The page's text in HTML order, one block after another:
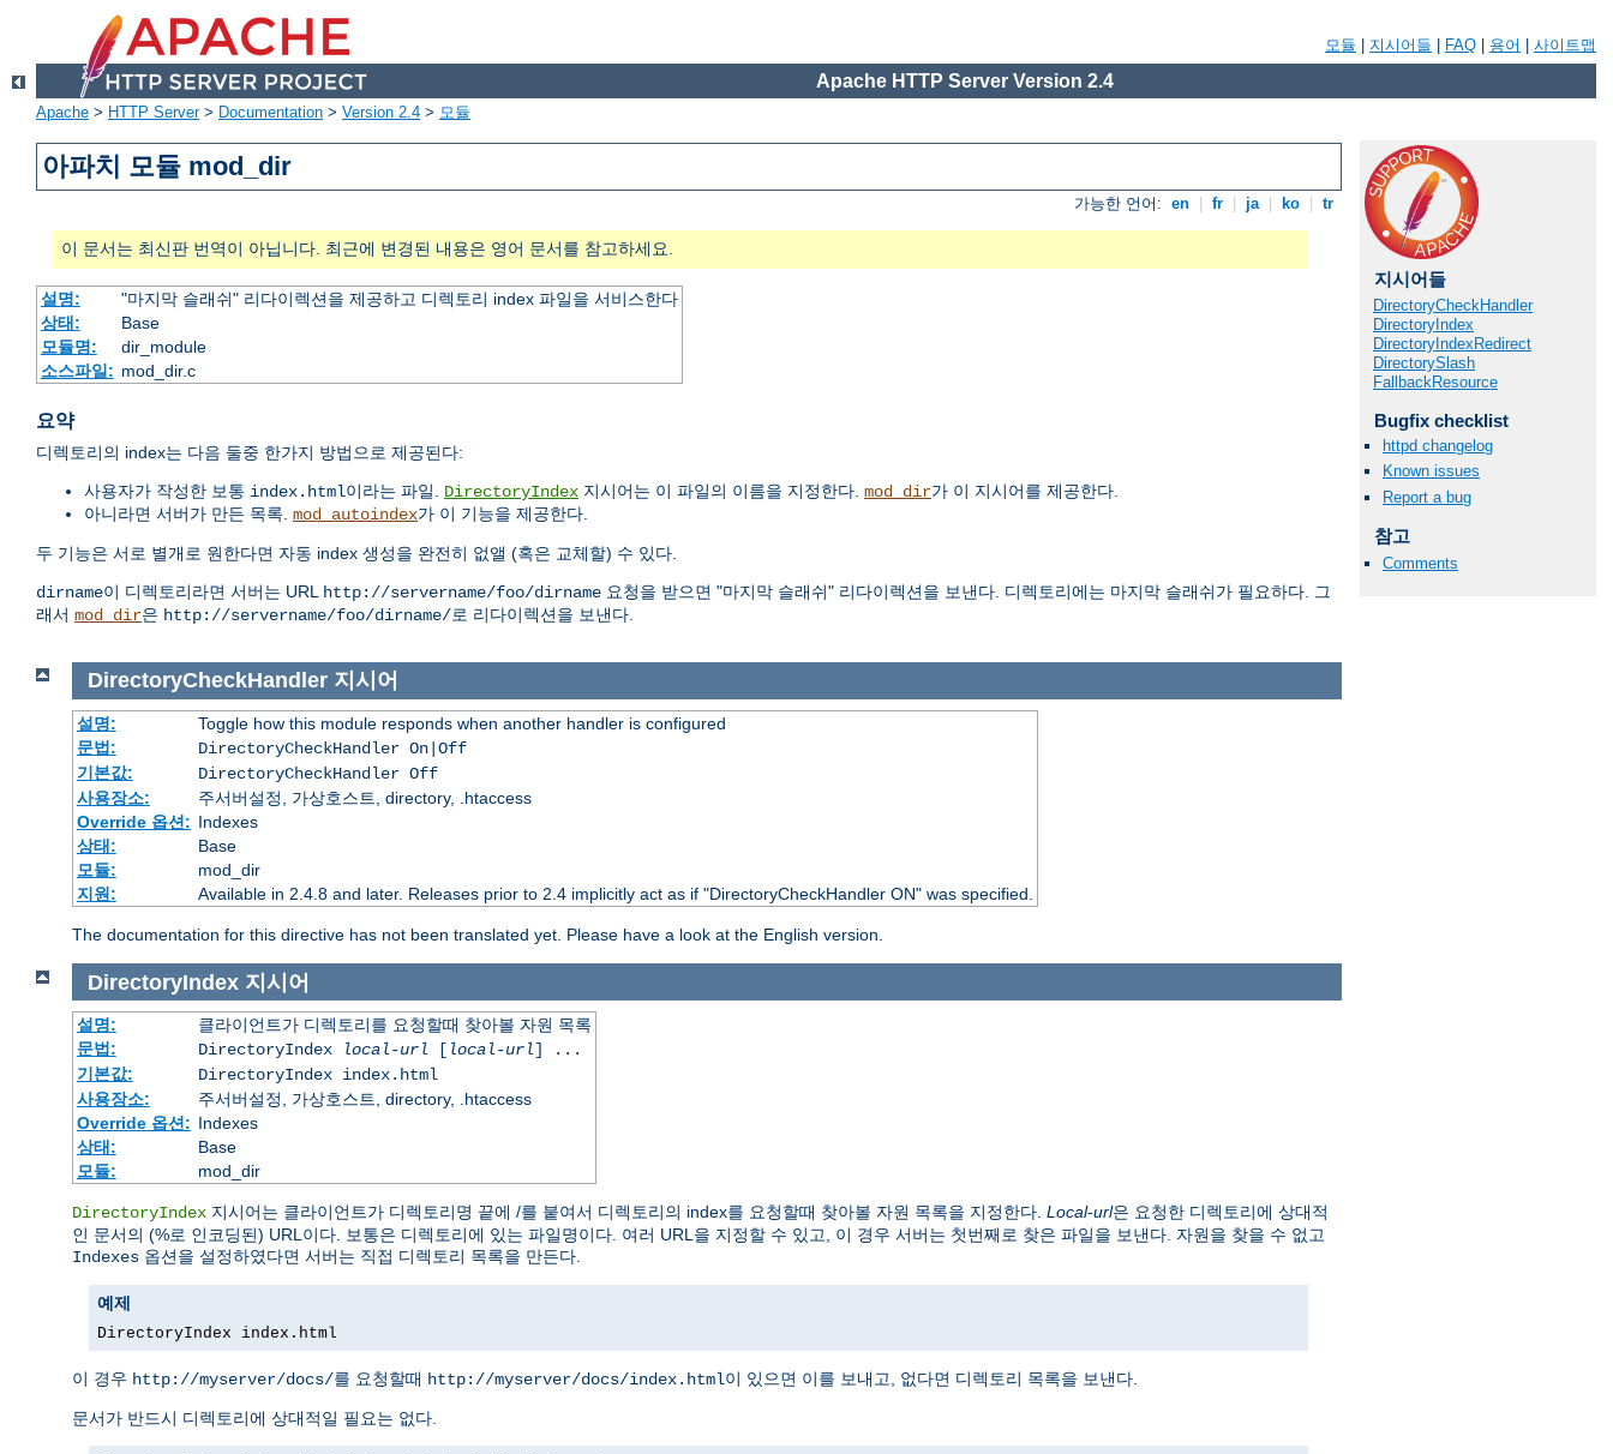
모듈 지시어들 FAQ 용어 사이트맵
Apache HTTP Server Version 2.4
Apache > HTTP Server> Documentation > Version 2.4 > 모듈
아파치 모듈 mod_dir
가능한 언어: en fr ja ko tr
이 문서는 최신판 번역이 아닙니다. 최근에 변경된 내용은 영어 문서를 참고하세요.
설명:
"마지막 슬래쉬" 리다이렉션을 제공하고 디렉토리 index 파일을 서비스한다
상태:
Base
모듈명:
dir_module
소스파일: mod_dir.c
요약
디렉토리의 index는 다음 둘중 한가지 방법으로 제공된다:
사용자가 작성한 보통 index.html이라는 파일. DirectoryIndex 지시어는 이 파일의 이름을 지정한다. mod_dir가 이 지시어를 제공한다.
아니라면 서버가 만든 목록. mod_autoindex가 이 기능을 제공한다.
두 기능은 서로 별개로 원한다면 자동 index 생성을 완전히 없앨 (혹은 교체할) 수 있다.
dirname이 디렉토리라면 서버는 URL http://servername/foo/dirname 요청을 받으면 "마지막 슬래쉬" 리다이렉션을 보낸다. 디렉토리에는 마지막 슬래쉬가 필요하다. 그
래서 mod_dir은 http://servername/foo/dirname/로 리다이렉션을 보낸다.
지시어들
DirectoryCheckHandler
DirectoryIndex
DirectoryIndexRedirect
DirectorySlash
FallbackResource
Bugfix checklist
httpd changelog
Known issues
Report a bug
참고
Comments
DirectoryCheckHandler 지시어
설명:
Toggle how this module responds when another handler is configured
문법:
DirectoryCheckHandler On|Off
기본값:
DirectoryCheckHandler Off
사용장소:
주서버설정, 가상호스트, directory, .htaccess
Override 옵션: Indexes
상태:
Base
모듈:
mod_dir
지원:
Available in 2.4.8 and later. Releases prior to 2.4 implicitly act as if "DirectoryCheckHandler ON" was specified.
The documentation for this directive has not been translated yet. Please have a look at the English version.
DirectoryIndex 지시어
설명:
클라이언트가 디렉토리를 요청할때 찾아볼 자원 목록
문법:
DirectoryIndex local-url [ local-url] ...
기본값:
DirectoryIndex index.html
사용장소:
주서버설정, 가상호스트, directory, .htaccess
Override 옵션: Indexes
상태:
Base
모듈:
mod_dir
DirectoryIndex 지시어는 클라이언트가 디렉토리명 끝에 /를 붙여서 디렉토리의 index를 요청할때 찾아볼 자원 목록을 지정한다. Local-url은 요청한 디렉토리에 상대적
인 문서의 (%로 인코딩된) URL이다. 보통은 디렉토리에 있는 파일명이다. 여러 URL을 지정할 수 있고, 이 경우 서버는 첫번째로 찾은 파일을 보낸다. 자원을 찾을 수 없고
Indexes 옵션을 설정하였다면 서버는 직접 디렉토리 목록을 만든다.
예제
DirectoryIndex index.html
이 경우 http://myserver/docs/를 요청할때 http://myserver/docs/index.html이 있으면 이를 보내고, 없다면 디렉토리 목록을 보낸다.
문서가 반드시 디렉토리에 상대적일 필요는 없다.